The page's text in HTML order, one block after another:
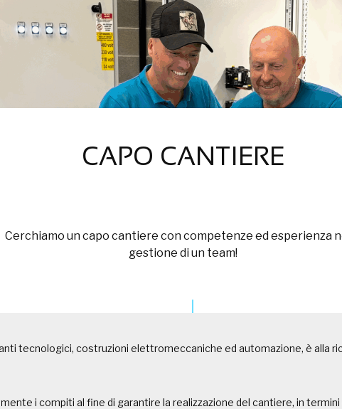
CAPO CANTIERE
Cerchiamo un capo cantiere con competenze ed esperienza
gestione di un team!
tecnologici, costruzioni elettromeccaniche ed automazione, è alla
i compiti al fine di garantire la realizzazione del cantiere, in